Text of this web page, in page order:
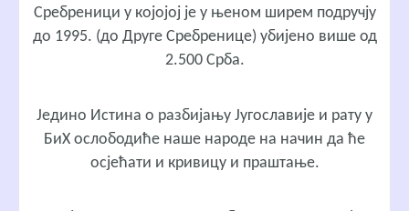
Сребреници у којојој је у њеном ширем подручју
до 1995. (до Друге Сребренице) убијено више од
2.500 Срба.
Једино Истина о разбијању Југославије и рату у
БиХ ослободиће наше народе на начин да ће
осјећати и кривицу и праштање.